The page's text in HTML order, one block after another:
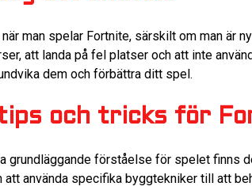
man spelar Fortnite, särskilt om man är
att landa på fel platser och att inte
dem och förbättra ditt spel.
tips och tricks för
grundläggande förståelse för spelet finns
använda specifika byggtekniker till att